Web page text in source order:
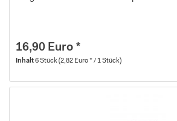
16,90 Euro *
Inhalt6 Stück(2,82 Euro * / 1 Stück)